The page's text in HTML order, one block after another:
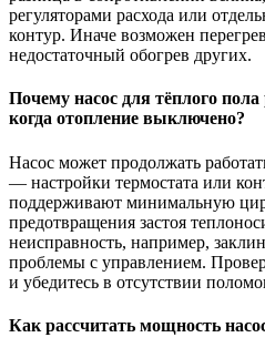
регуляторами расхода или
контур. Иначе возможен
недостаточный обогрев других.
Почему насос для тёплого
когда отопление выключено?
Насос может продолжать
— настройки термостата или
поддерживают минимальную
предотвращения застоя
неисправность, например,
проблемы с управлением.
и убедитесь в отсутствии
Как рассчитать мощность